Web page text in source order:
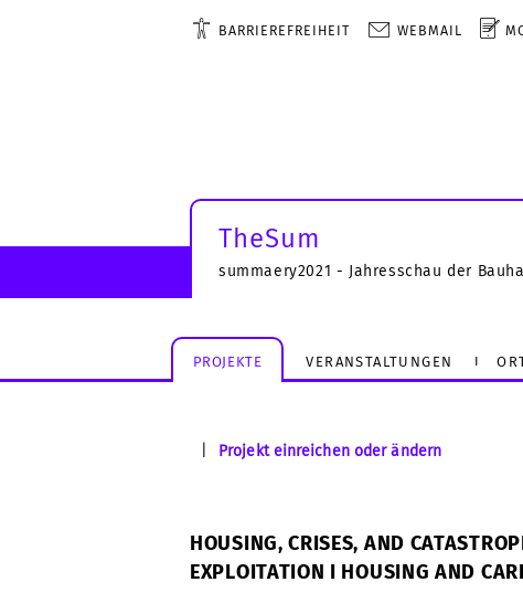
BARRIEREFREIHEIT WEBMAIL
TheSum
summaery2021 - Jahresschau der
PROJEKTE VERANSTALTUNGEN
Projekt einreichen oder ändern
HOUSING, CRISES, AND
EXPLOITATION I HOUSING AND